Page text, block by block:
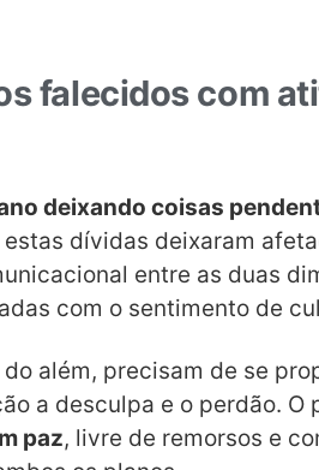
falecidos com
deixando coisas
dívidas deixaram
entre as duas
com o sentimento de
além, precisam de se
a desculpa e o perdão. O
paz, livre de remorsos e